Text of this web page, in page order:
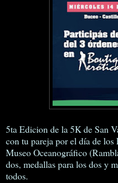
5ta Edicion de la 5K de San
con tu pareja por el día de
Museo Oceanográfico
dos, medallas para los dos y
todos.